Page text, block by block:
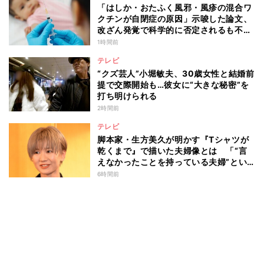
「はしか・おたふく風邪・風疹の混合ワ
クチンが自閉症の原因」示唆した論文、
改ざん発覚で科学的に否定されるも不安
消えず…科学者たちの反証はなぜ届かな
1時間前
テレビ
“クズ芸人”小堀敏夫、30歳女性と結婚前
提で交際開始も…彼女に“大きな秘密”を
打ち明けられる
2時間前
テレビ
脚本家・生方美久が明かす『Tシャツが
乾くまで』で描いた夫婦像とは 「“言
えなかったことを持っている夫婦”とい
うのは面白いかも」
6時間前